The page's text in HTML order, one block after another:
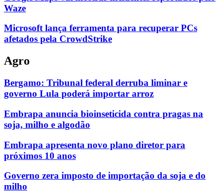
Waze
Microsoft lança ferramenta para recuperar PCs
afetados pela CrowdStrike
Agro
Bergamo: Tribunal federal derruba liminar e
governo Lula poderá importar arroz
Embrapa anuncia bioinseticida contra pragas na
soja, milho e algodão
Embrapa apresenta novo plano diretor para
próximos 10 anos
Governo zera imposto de importação da soja e do
milho